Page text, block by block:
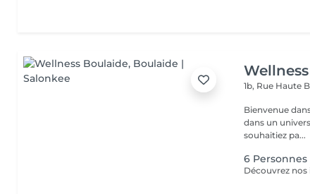
1b, Rue Haute
Bienvenue dans
dans un
souhaitiez pa...
6 Personnes